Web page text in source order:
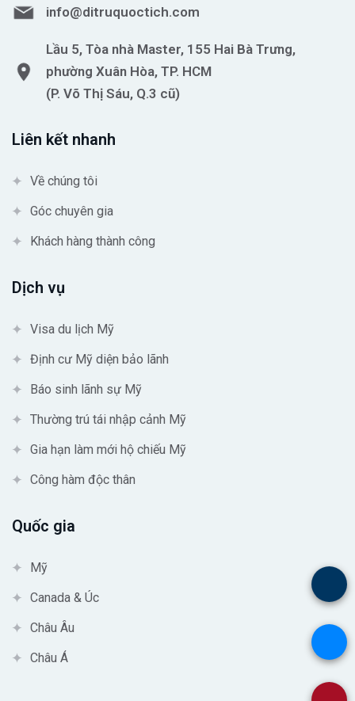
info@ditruquoctich.com
Lầu 5, Tòa nhà Master, 155 Hai Bà Trưng,
phường Xuân Hòa, TP. HCM
(P. Võ Thị Sáu, Q.3 cũ)
Liên kết nhanh
Về chúng tôi
Góc chuyên gia
Khách hàng thành công
Dịch vụ
Visa du lịch Mỹ
Định cư Mỹ diện bảo lãnh
Báo sinh lãnh sự Mỹ
Thường trú tái nhập cảnh Mỹ
Gia hạn làm mới hộ chiếu Mỹ
Công hàm độc thân
Quốc gia
Mỹ
Canada & Úc
Châu Âu
Châu Á